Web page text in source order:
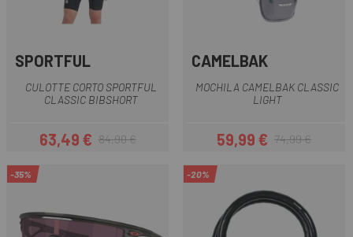
SPORTFUL
CULOTTE CORTO SPORTFUL
CLASSIC BIBSHORT
Precio
63,49 €Precio regular
84,90 €
CAMELBAK
MOCHILA CAMELBAK CLASSIC
LIGHT
Precio
59,99 €Precio regular
74,99 €
-35% -20%